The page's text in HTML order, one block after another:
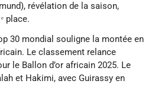
révélation de la saison,
place.
30 mondial souligne la montée en
Le classement relance
le Ballon d’or africain 2025. Le
et Hakimi, avec Guirassy en